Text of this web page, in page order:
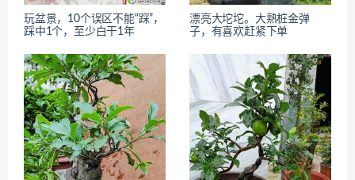
玩盆景，10个误区不能“踩”，
踩中1个，至少白干1年
漂亮大坨坨。大熟桩金弹
子，有喜欢赶紧下单